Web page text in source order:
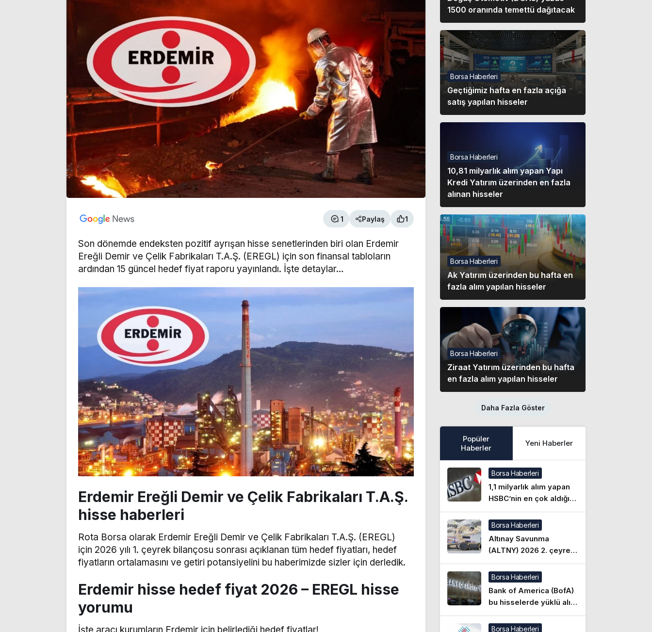
1 Paylaş 1
Son dönemde endeksten pozitif ayrışan hisse senetlerinden biri olan Erdemir
Ereğli Demir ve Çelik Fabrikaları T.A.Ş. (EREGL) için son finansal tabloların
ardından 15 güncel hedef fiyat raporu yayınlandı. İşte detaylar…
Erdemir Ereğli Demir ve Çelik Fabrikaları T.A.Ş.
hisse haberleri
Rota Borsa olarak Erdemir Ereğli Demir ve Çelik Fabrikaları T.A.Ş. (EREGL)
için 2026 yılı 1. çeyrek bilançosu sonrası açıklanan tüm hedef fiyatları, hedef
fiyatların ortalamasını ve getiri potansiyelini bu haberimizde sizler için derledik.
Erdemir hisse hedef fiyat 2026 – EREGL hisse
yorumu
İşte aracı kurumların Erdemir için belirlediği hedef fiyatlar!
1500 oranında temettü dağıtacak
Borsa Haberleri
Geçtiğimiz hafta en fazla açığa
satış yapılan hisseler
Borsa Haberleri
10,81 milyarlık alım yapan Yapı
Kredi Yatırım üzerinden en fazla
alınan hisseler
Borsa Haberleri
Ak Yatırım üzerinden bu hafta en
fazla alım yapılan hisseler
Borsa Haberleri
Ziraat Yatırım üzerinden bu hafta
en fazla alım yapılan hisseler
Daha Fazla Göster
Popüler
Haberler
Yeni Haberler
Borsa Haberleri
1,1 milyarlık alım yapan
HSBC’nin en çok aldığı
hisseler
Borsa Haberleri
Altınay Savunma
(ALTNY) 2026 2. çeyrek
bilanço beklentisi
Borsa Haberleri
Bank of America (BofA)
bu hisselerde yüklü alım
yaptı (07.08.2026)
Borsa Haberleri